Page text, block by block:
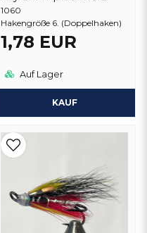
1060
Hakengröße 6. (Doppelhaken)
1,78 EUR
Auf Lager
KAUF